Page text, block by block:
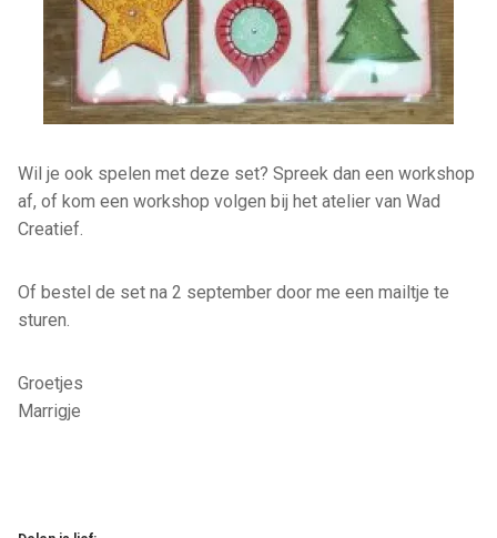
Wil je ook spelen met deze set? Spreek dan een workshop
af, of kom een workshop volgen bij het atelier van Wad
Creatief.
Of bestel de set na 2 september door me een mailtje te
sturen.
Groetjes
Marrigje